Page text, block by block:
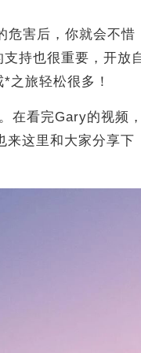
危害后，你就会不惜
持也很重要，开放
之旅轻松很多！
在看完Gary的视频
来这里和大家分享下